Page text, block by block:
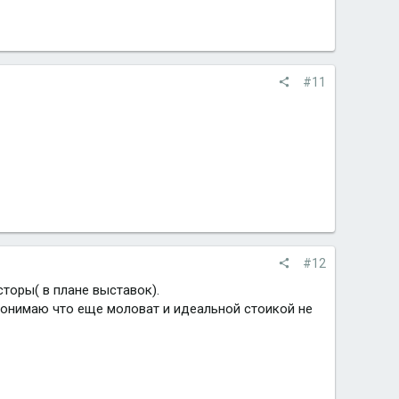
#11
#12
в плане выставок).
что еще моловат и идеальной стоикой не